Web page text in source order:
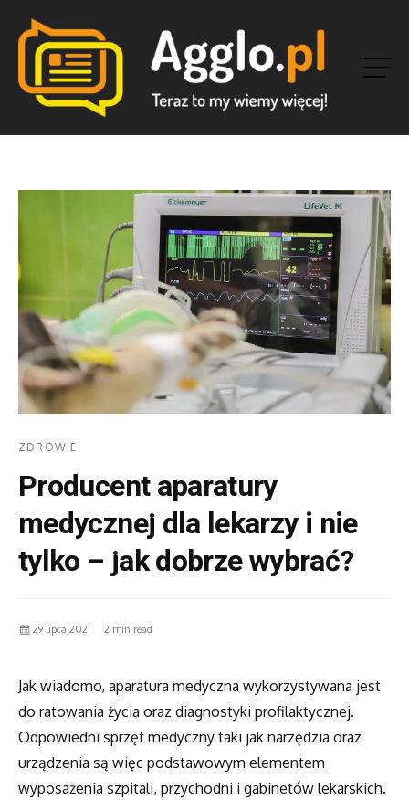
ZDROWIE
Producent aparatury
medycznej dla lekarzy i nie
tylko – jak dobrze wybrać?
29 lipca 2021 2 min read
Jak wiadomo, aparatura medyczna wykorzystywana jest
do ratowania życia oraz diagnostyki profilaktycznej.
Odpowiedni sprzęt medyczny taki jak narzędzia oraz
urządzenia są więc podstawowym elementem
wyposażenia szpitali, przychodni i gabinetów lekarskich.